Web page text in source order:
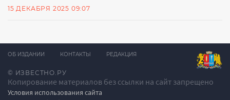
15 ДЕКАБРЯ 2025 09:07
© ИЗВЕСТНО.РУ
Копирование материалов без ссылки на сайт запрещено
Условия использования сайта
ОБ ИЗДАНИИ КОНТАКТЫ РЕДАКЦИЯ